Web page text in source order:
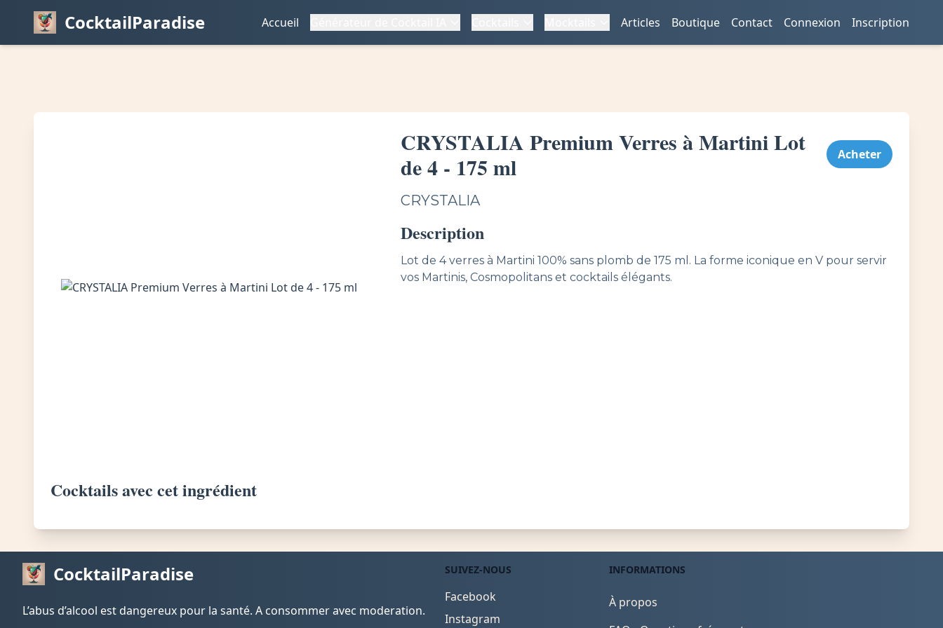
CocktailParadise Accueil Articles Boutique Contact Connexion Inscription
CRYSTALIA Premium Verres à Martini Lot
de 4 - 175 ml
Acheter
CRYSTALIA
Description
Lot de 4 verres à Martini 100% sans plomb de 175 ml. La forme iconique en V pour servir
vos Martinis, Cosmopolitans et cocktails élégants.
Cocktails avec cet ingrédient
CocktailParadise
L’abus d’alcool est dangereux pour la santé. A consommer avec moderation.
SUIVEZ-NOUS
Facebook
Instagram
INFORMATIONS
À propos